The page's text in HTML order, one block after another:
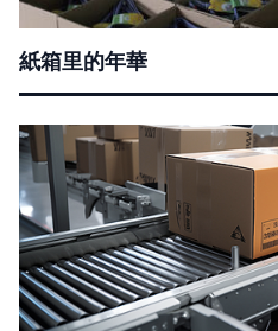
紙箱里的年華